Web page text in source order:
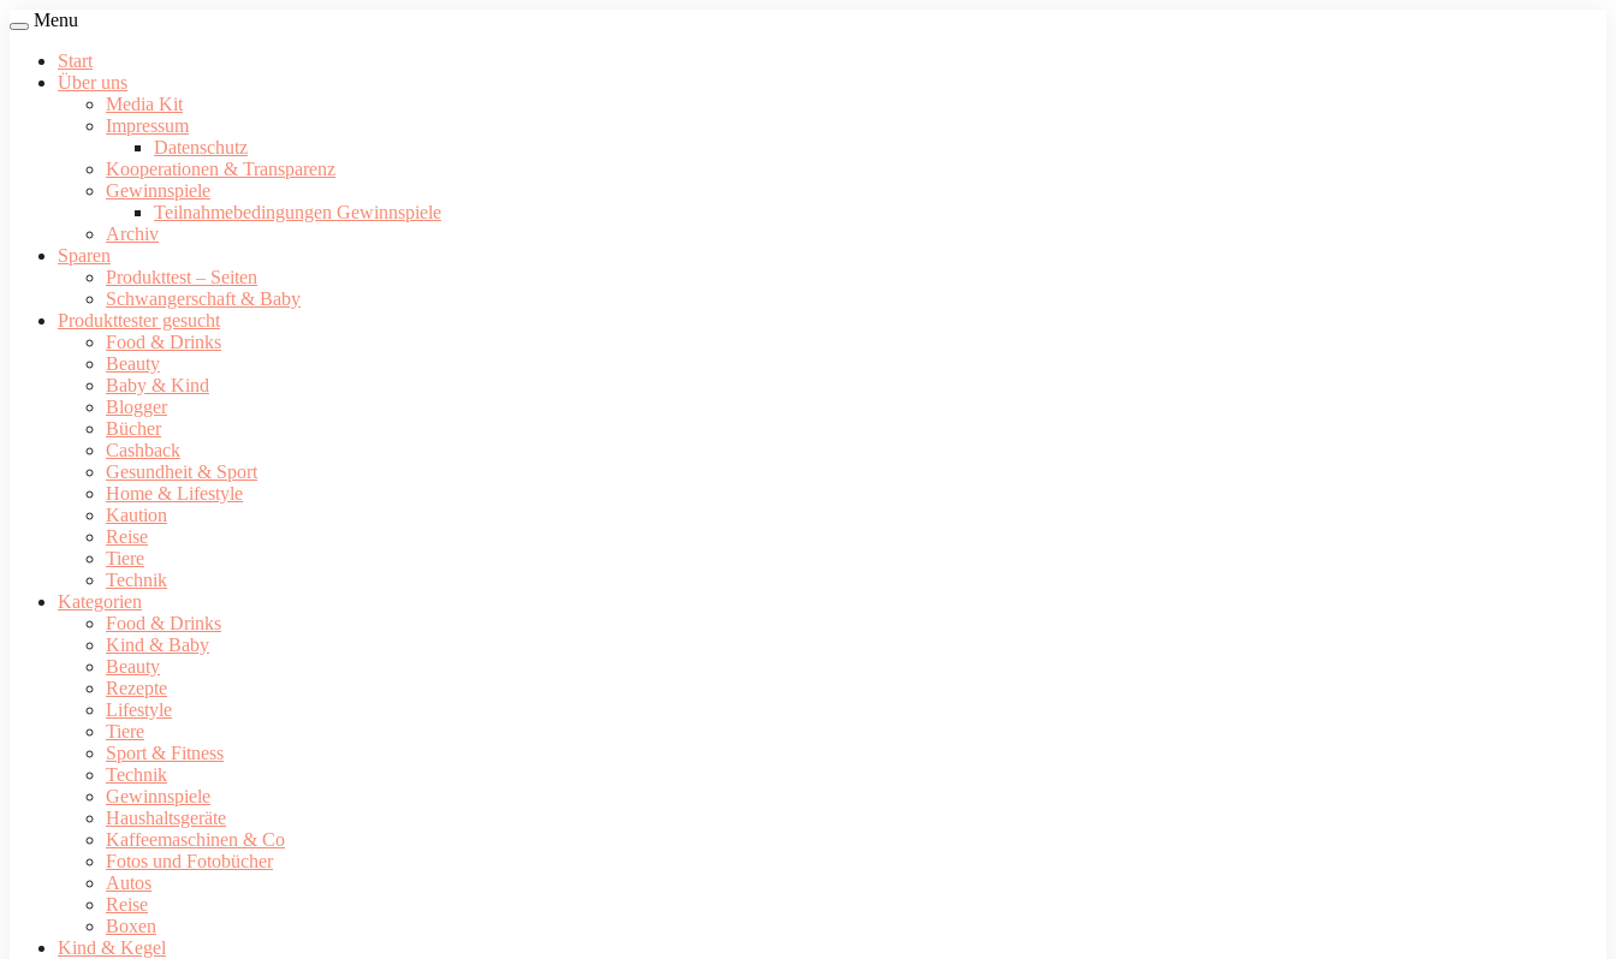
Menu
Start
Über uns
Media Kit
Impressum
Datenschutz
Kooperationen & Transparenz
Gewinnspiele
Teilnahmebedingungen Gewinnspiele
Archiv
Sparen
Produkttest – Seiten
Schwangerschaft & Baby
Produkttester gesucht
Food & Drinks
Beauty
Baby & Kind
Blogger
Bücher
Cashback
Gesundheit & Sport
Home & Lifestyle
Kaution
Reise
Tiere
Technik
Kategorien
Food & Drinks
Kind & Baby
Beauty
Rezepte
Lifestyle
Tiere
Sport & Fitness
Technik
Gewinnspiele
Haushaltsgeräte
Kaffeemaschinen & Co
Fotos und Fotobücher
Autos
Reise
Boxen
Kind & Kegel